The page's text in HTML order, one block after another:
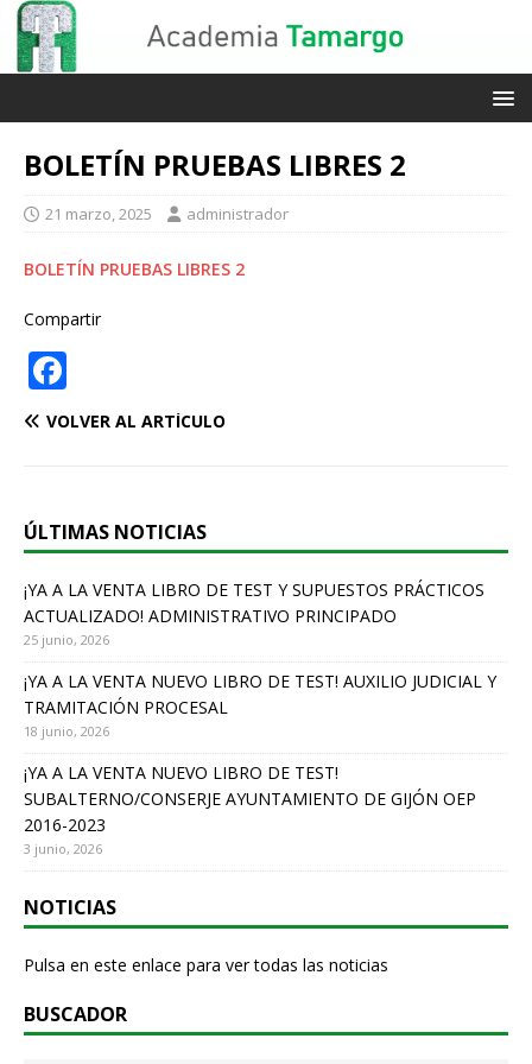
BOLETÍN PRUEBAS LIBRES 2
21 marzo, 2025 administrador
BOLETÍN PRUEBAS LIBRES 2
Compartir
a
b
o
o
k
VOLVER AL ARTÍCULO
ÚLTIMAS NOTICIAS
¡YA A LA VENTA LIBRO DE TEST Y SUPUESTOS PRÁCTICOS
ACTUALIZADO! ADMINISTRATIVO PRINCIPADO
25 junio, 2026
¡YA A LA VENTA NUEVO LIBRO DE TEST! AUXILIO JUDICIAL Y
TRAMITACIÓN PROCESAL
18 junio, 2026
¡YA A LA VENTA NUEVO LIBRO DE TEST!
SUBALTERNO/CONSERJE AYUNTAMIENTO DE GIJÓN OEP
2016-2023
3 junio, 2026
NOTICIAS
Pulsa en este enlace para ver todas las noticias
BUSCADOR